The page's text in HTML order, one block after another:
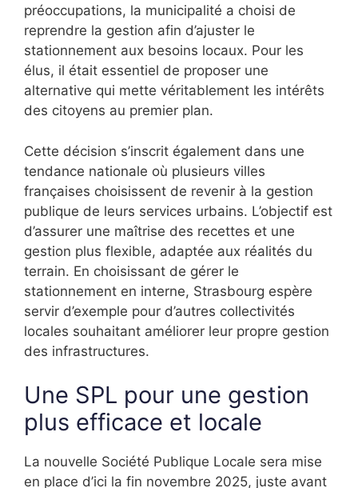
préoccupations, la municipalité a choisi de
reprendre la gestion afin d’ajuster le
stationnement aux besoins locaux. Pour les
élus, il était essentiel de proposer une
alternative qui mette véritablement les intérêts
des citoyens au premier plan.
Cette décision s’inscrit également dans une
tendance nationale où plusieurs villes
françaises choisissent de revenir à la gestion
publique de leurs services urbains. L’objectif est
d’assurer une maîtrise des recettes et une
gestion plus flexible, adaptée aux réalités du
terrain. En choisissant de gérer le
stationnement en interne, Strasbourg espère
servir d’exemple pour d’autres collectivités
locales souhaitant améliorer leur propre gestion
des infrastructures.
Une SPL pour une gestion
plus efficace et locale
La nouvelle Société Publique Locale sera mise
en place d’ici la fin novembre 2025, juste avant